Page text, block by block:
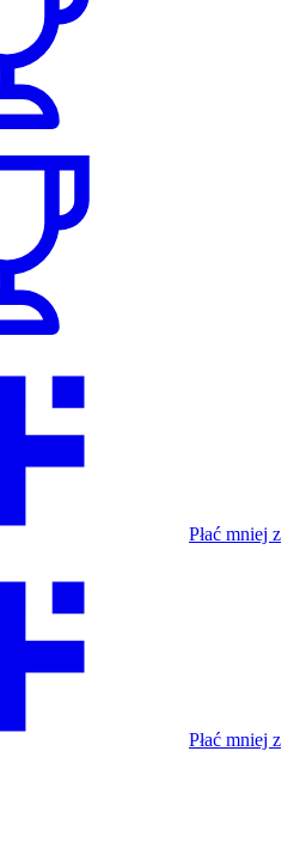
Płać mniej z
Płać mniej z